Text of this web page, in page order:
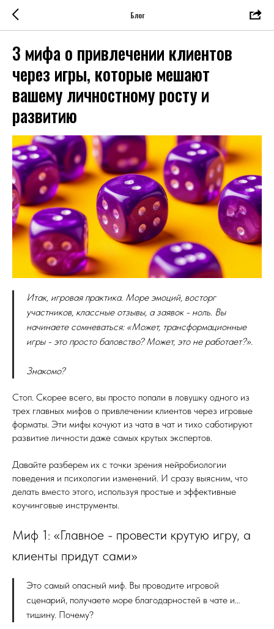
Блог
3 мифа о привлечении клиентов
через игры, которые мешают
вашему личностному росту и
развитию
Итак, игровая практика. Море эмоций, восторг
участников, классные отзывы, а заявок - ноль. Вы
начинаете сомневаться: «Может, трансформационные
игры - это просто баловство? Может, это не работает?».
Знакомо?
Стоп. Скорее всего, вы просто попали в ловушку одного из
трех главных мифов о привлечении клиентов через игровые
форматы. Эти мифы кочуют из чата в чат и тихо саботируют
развитие личности даже самых крутых экспертов.
Давайте разберем их с точки зрения нейробиологии
поведения и психологии изменений. И сразу выясним, что
делать вместо этого, используя простые и эффективные
коучинговые инструменты.
Миф 1: «Главное - провести крутую игру, а
клиенты придут сами»
Это самый опасный миф. Вы проводите игровой
сценарий, получаете море благодарностей в чате и…
тишину. Почему?